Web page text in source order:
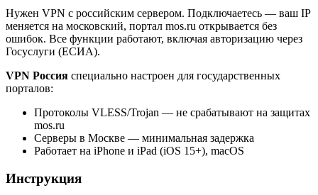
Нужен VPN с российским сервером. Подключаетесь — ваш IP
меняется на московский, портал mos.ru открывается без
ошибок. Все функции работают, включая авторизацию через
Госуслуги (ЕСИА).
VPN Россия специально настроен для государственных
порталов:
Протоколы VLESS/Trojan — не срабатывают на защитах
mos.ru
Серверы в Москве — минимальная задержка
Работает на iPhone и iPad (iOS 15+), macOS
Инструкция